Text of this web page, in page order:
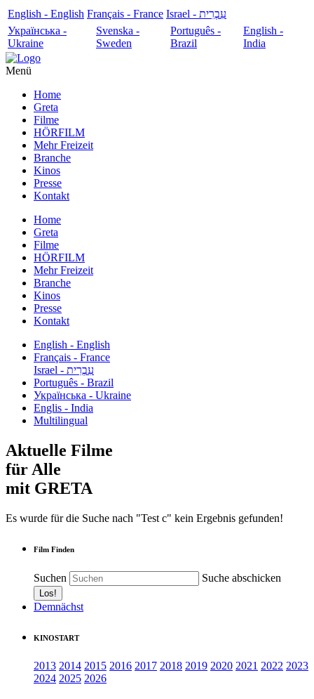
English - English Français - France
עִבְרִית - Israel
Українська -
Ukraine
Svenska -
Sweden
Português -
Brazil
English -
India
Menü
Home
Greta
Filme
HÖRFILM
Mehr Freizeit
Branche
Kinos
Presse
Kontakt
Home
Greta
Filme
HÖRFILM
Mehr Freizeit
Branche
Kinos
Presse
Kontakt
English - English
Français - France
עִבְרִית - Israel
Português - Brazil
Українська - Ukraine
Englis - India
Multilingual
Aktuelle Filme
für Alle
mit GRETA
Es wurde für die Suche nach "Test c" kein Ergebnis gefunden!
Film Finden
Suchen Suche abschicken
Demnächst
KINOSTART
2013 2014 2015 2016 2017 2018 2019 2020 2021 2022 2023
2024 2025 2026